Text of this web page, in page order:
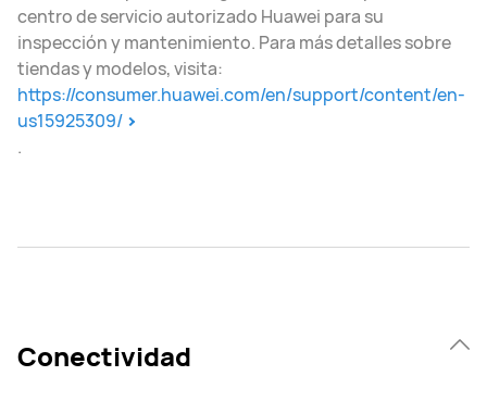
centro de servicio autorizado Huawei para su
inspección y mantenimiento. Para más detalles sobre
tiendas y modelos, visita:
https://consumer.huawei.com/en/support/content/en-
us15925309/
.
Conectividad